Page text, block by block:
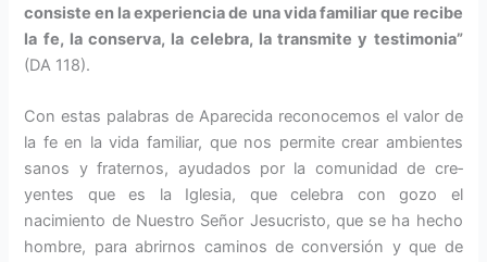
consiste en la experiencia de una vida familiar que recibe
la fe, la conserva, la celebra, la transmite y testimonia”
(DA 118).
Con estas palabras de Aparecida reconocemos el valor de
la fe en la vida familiar, que nos permite crear ambientes
sanos y fraternos, ayudados por la comunidad de cre­
yentes que es la Iglesia, que celebra con gozo el
nacimiento de Nuestro Señor Jesucristo, que se ha hecho
hombre, para abrirnos caminos de conversión y que de